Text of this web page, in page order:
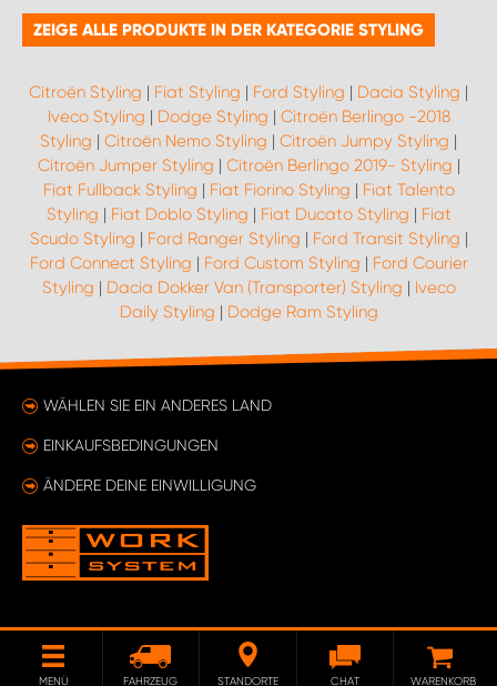
ZEIGE ALLE PRODUKTE IN DER KATEGORIE STYLING
Citroën Styling | Fiat Styling | Ford Styling | Dacia Styling |
Iveco Styling | Dodge Styling | Citroën Berlingo -2018
Styling | Citroën Nemo Styling | Citroën Jumpy Styling |
Citroën Jumper Styling | Citroën Berlingo 2019- Styling |
Fiat Fullback Styling | Fiat Fiorino Styling | Fiat Talento
Styling | Fiat Doblo Styling | Fiat Ducato Styling | Fiat
Scudo Styling | Ford Ranger Styling | Ford Transit Styling |
Ford Connect Styling | Ford Custom Styling | Ford Courier
Styling | Dacia Dokker Van (Transporter) Styling | Iveco
Daily Styling | Dodge Ram Styling
WÄHLEN SIE EIN ANDERES LAND
EINKAUFSBEDINGUNGEN
ÄNDERE DEINE EINWILLIGUNG
MENÜ FAHRZEUG STANDORTE CHAT WARENKORB